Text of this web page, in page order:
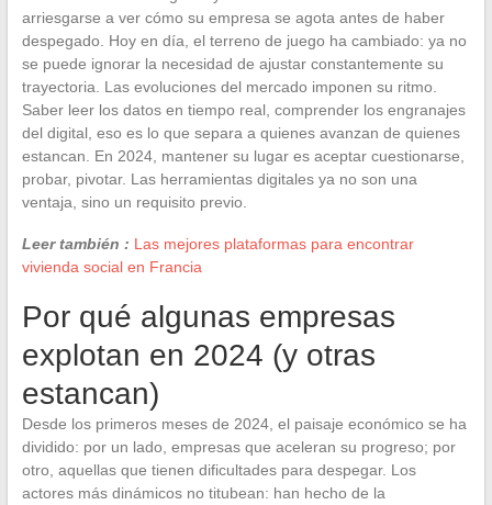
arriesgarse a ver cómo su empresa se agota antes de haber
despegado. Hoy en día, el terreno de juego ha cambiado: ya no
se puede ignorar la necesidad de ajustar constantemente su
trayectoria. Las evoluciones del mercado imponen su ritmo.
Saber leer los datos en tiempo real, comprender los engranajes
del digital, eso es lo que separa a quienes avanzan de quienes
estancan. En 2024, mantener su lugar es aceptar cuestionarse,
probar, pivotar. Las herramientas digitales ya no son una
ventaja, sino un requisito previo.
Leer también : Las mejores plataformas para encontrar
vivienda social en Francia
Por qué algunas empresas
explotan en 2024 (y otras
estancan)
Desde los primeros meses de 2024, el paisaje económico se ha
dividido: por un lado, empresas que aceleran su progreso; por
otro, aquellas que tienen dificultades para despegar. Los
actores más dinámicos no titubean: han hecho de la